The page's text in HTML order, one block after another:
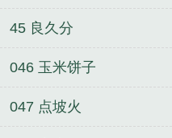
45 良久分
046 玉米饼子
047 点坡火